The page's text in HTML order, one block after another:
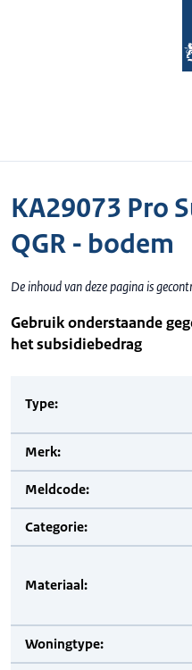
KA29073 Pro
QGR - bodem
De inhoud van deze pagina is
Gebruik onderstaande
het subsidiebedrag
Type:
Merk:
Meldcode:
Categorie:
Materiaal:
Woningtype: